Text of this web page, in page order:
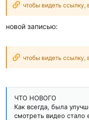
и
:
чтобы видеть
новой записью:
чтобы видеть
ЧТО НОВОГО
Как всегда, была
смотреть видео стало